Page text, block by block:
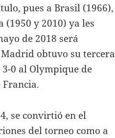
pues a Brasil (1966),
(1950 y 2010) ya les
de 2018 será
obtuvo su tercera
0 al Olympique de
se convirtió en el
del torneo como a